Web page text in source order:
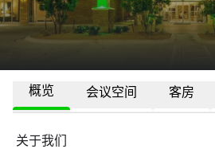
概览 会议空间 客房
关于我们